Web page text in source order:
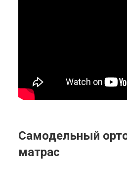
Самодельный
матрас